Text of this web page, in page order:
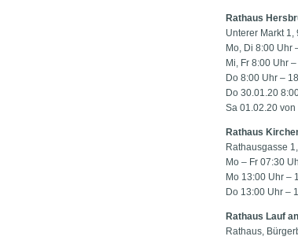
Rathaus
Unterer Markt
Mo, Di 8:00 Uhr
Mi, Fr 8:00 Uhr
Do 8:00 Uhr –
Do 30.01.20
Sa 01.02.20
Rathaus
Rathausgasse
Mo – Fr 07:30
Mo 13:00 Uhr –
Do 13:00 Uhr –
Rathaus Lauf
Rathaus,